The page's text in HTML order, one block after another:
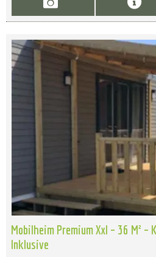
Mobilheim Premium Xxl – 36 M² –
Inklusive